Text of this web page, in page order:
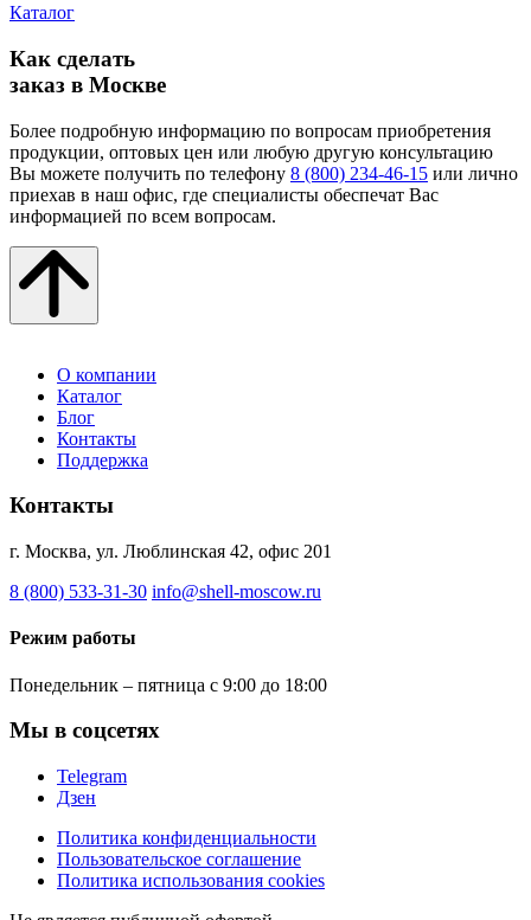
Каталог
Как сделать
заказ в Москве
Более подробную информацию по вопросам приобретения
продукции, оптовых цен или любую другую консультацию
Вы можете получить по телефону 8 (800) 234-46-15 или лично
приехав в наш офис, где специалисты обеспечат Вас
информацией по всем вопросам.
О компании
Каталог
Блог
Контакты
Поддержка
Контакты
г. Москва, ул. Люблинская 42, офис 201
8 (800) 533-31-30 info@shell-moscow.ru
Режим работы
Понедельник – пятница с 9:00 до 18:00
Мы в соцсетях
Telegram
Дзен
Политика конфиденциальности
Пользовательское соглашение
Политика использования cookies